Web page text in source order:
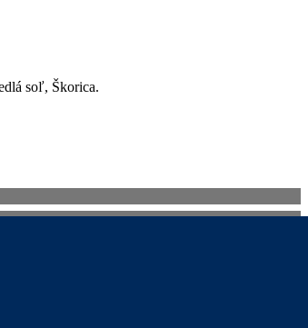
soľ, Škorica.